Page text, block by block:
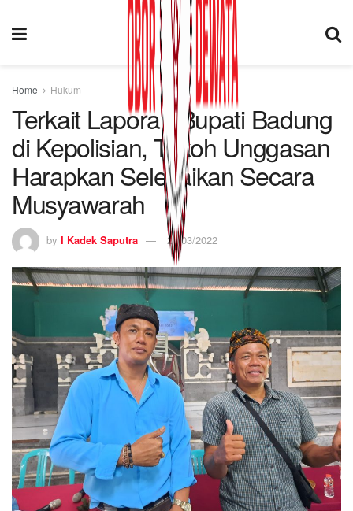
Home Hukum
Terkait Laporan Bupati Badung
di Kepolisian, Tokoh Unggasan
Harapkan Selesaikan Secara
Musyawarah
by I Kadek Saputra 25/03/2022